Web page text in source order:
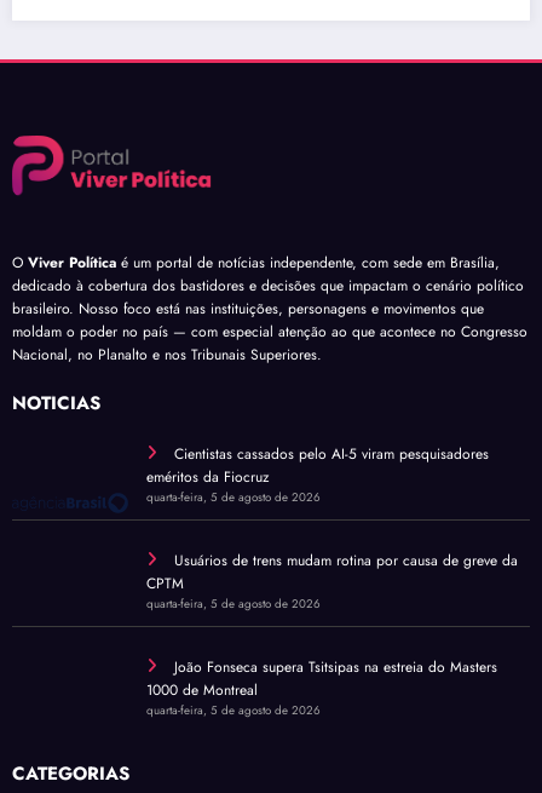
O Viver Política é um portal de notícias independente, com sede em Brasília,
dedicado à cobertura dos bastidores e decisões que impactam o cenário político
brasileiro. Nosso foco está nas instituições, personagens e movimentos que
moldam o poder no país — com especial atenção ao que acontece no Congresso
Nacional, no Planalto e nos Tribunais Superiores.
NOTÍCIAS
Cientistas cassados pelo AI-5 viram pesquisadores
eméritos da Fiocruz
quarta-feira, 5 de agosto de 2026
Usuários de trens mudam rotina por causa de greve da
CPTM
quarta-feira, 5 de agosto de 2026
João Fonseca supera Tsitsipas na estreia do Masters
1000 de Montreal
quarta-feira, 5 de agosto de 2026
CATEGORIAS